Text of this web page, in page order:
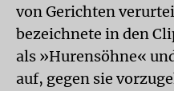
von Gerichten
bezeichnete in den
als »Hurensöhne«
auf, gegen sie